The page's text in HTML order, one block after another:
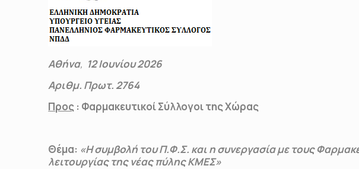
Αθήνα, 12 Ιουνίου 2026
Αριθμ. Πρωτ. 2764
Προς : Φαρμακευτικοί Σύλλογοι της Χώρας
Θέμα: «Η συμβολή του Π.Φ.Σ. και η συνεργασία με τους
λειτουργίας της νέας πύλης ΚΜΕΣ»